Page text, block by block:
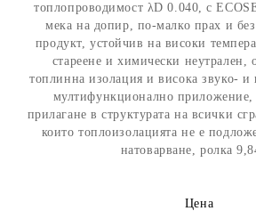
топлопроводимост λD 0.040, с
мека на допир, по-малко прах и
продукт, устойчив на високи
стареене и химически неутрален,
топлинна изолация и висока звуко-
мултифункционално приложение,
прилагане в структурата на всички
които топлоизолацията не е
натоварване, ролка
Цена